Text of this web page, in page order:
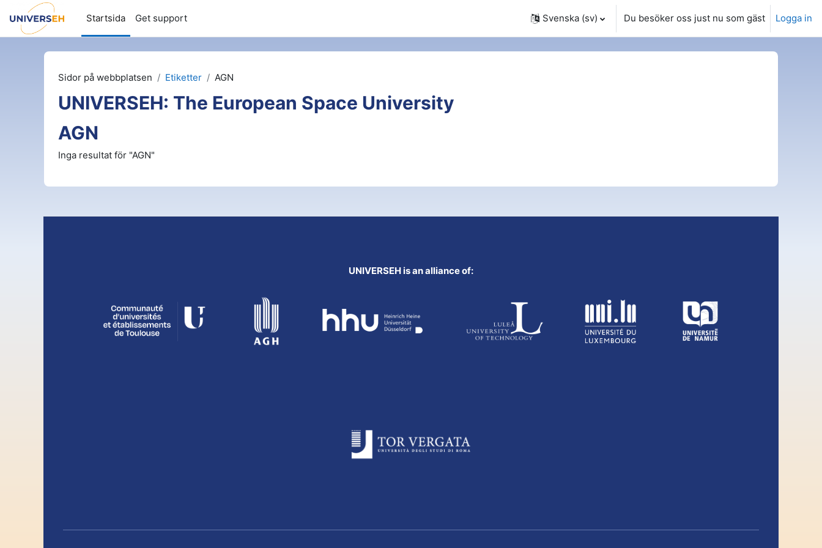
Gå direkt till huvudinnehåll
Startsida
Get support Svenska ‎(sv)‎ Du besöker oss just nu som gäst Logga in
Sidor på webbplatsen Etiketter AGN
UNIVERSEH: The European Space University
AGN
Inga resultat för "AGN"
UNIVERSEH is an alliance of: